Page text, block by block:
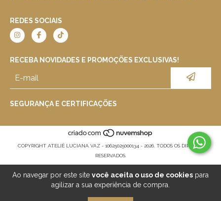
Ao navegar por este site você aceita o uso de cookies para
agilizar a sua experiência de compra.
REDES SOCIAIS
RECEBA NOVIDADES E PROMOÇÕES EXCLUSIVAS!
SEGURANÇA E CERTIFICAÇÕES
COPYRIGHT ATELIÊ LUCIANA VAZ - 10625025000134 - 2026. TODOS OS DIREITOS
RESERVADOS.